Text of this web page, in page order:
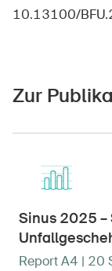
Newsletter
10.13100/
Zur
Sinus 2025
Report A4 | 20